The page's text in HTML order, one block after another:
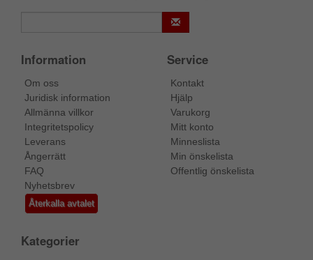
Information
Om oss
Juridisk information
Allmänna villkor
Integritetspolicy
Leverans
Ångerrätt
FAQ
Nyhetsbrev
Återkalla avtalet
Service
Kontakt
Hjälp
Varukorg
Mitt konto
Minneslista
Min önskelista
Offentlig önskelista
Kategorier